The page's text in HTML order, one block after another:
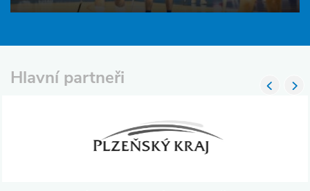
Hlavní partneři